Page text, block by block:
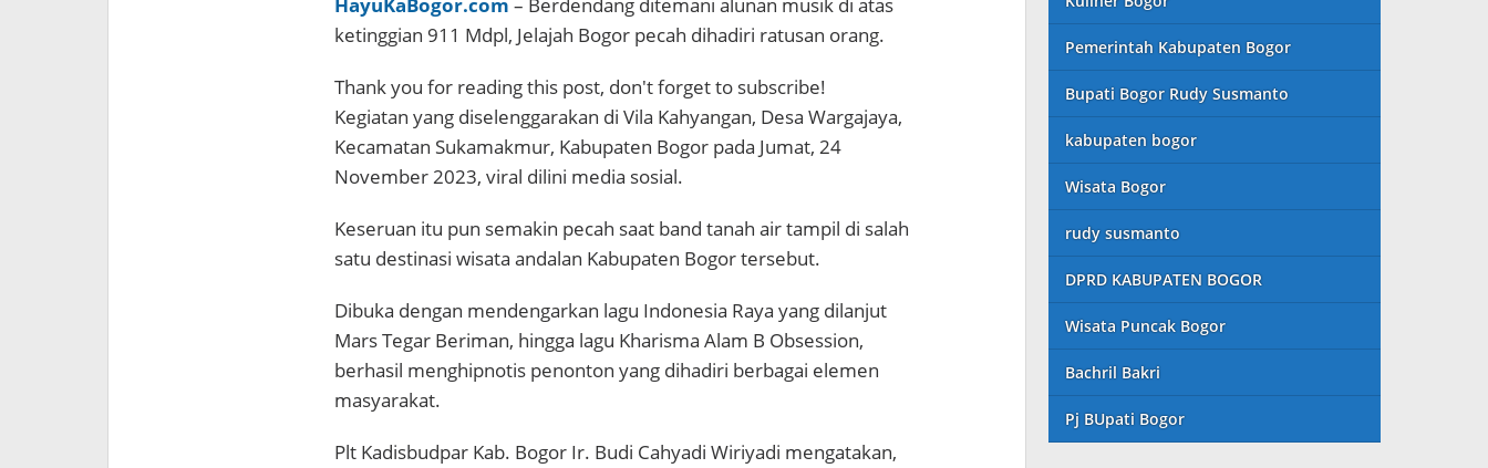
HayuKaBogor.com – Berdendang ditemani alunan musik di atas
ketinggian 911 Mdpl, Jelajah Bogor pecah dihadiri ratusan orang.
Thank you for reading this post, don't forget to subscribe!
Kegiatan yang diselenggarakan di Vila Kahyangan, Desa Wargajaya,
Kecamatan Sukamakmur, Kabupaten Bogor pada Jumat, 24
November 2023, viral dilini media sosial.
Keseruan itu pun semakin pecah saat band tanah air tampil di salah
satu destinasi wisata andalan Kabupaten Bogor tersebut.
Dibuka dengan mendengarkan lagu Indonesia Raya yang dilanjut
Mars Tegar Beriman, hingga lagu Kharisma Alam B Obsession,
berhasil menghipnotis penonton yang dihadiri berbagai elemen
masyarakat.
Plt Kadisbudpar Kab. Bogor Ir. Budi Cahyadi Wiriyadi mengatakan,
Pemerintah Kabupaten Bogor
Bupati Bogor Rudy Susmanto
kabupaten bogor
Wisata Bogor
rudy susmanto
DPRD KABUPATEN BOGOR
Wisata Puncak Bogor
Bachril Bakri
Pj BUpati Bogor